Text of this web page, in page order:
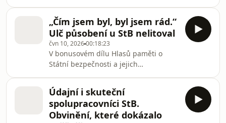
podcastu Hlasy paměti můžete
pohodlně poslouchat v
školství a národní osvěty Emanuela
Moravce. Muže, který byl za první
republiky podporovatelem Tomáše G.
Masaryka a jeho hradní skupiny.
Muže, který byl jedním z
nejzarputilejších odpůrců přijetí
mnichovského diktátu. Muže, ze
kterého se ale nakonec stal kolaborant
a poskok nacistů.Všechny díly podca
„Čím jsem byl, byl jsem rád.“
Ulč působení u StB nelitoval
čvn 10, 202600:18:23
V bonusovém dílu Hlasů paměti o
Státní bezpečnosti a jejich
příběh Jaromíra Ulče. Od 70. let vyvíjel
operace, lámal a verboval
spolupracovníky StB. Nikdy, ani po
sametové revoluci, ale nepochyboval o
Údajní i skuteční
spolupracovníci StB.
Obvinění, které dokázalo